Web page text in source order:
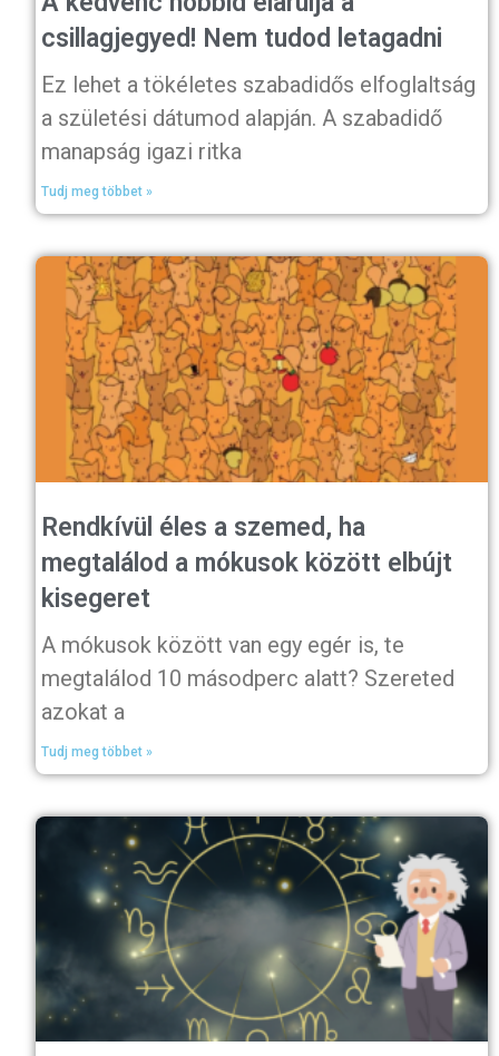
csillagjegyed! Nem tudod letagadni
Ez lehet a tökéletes szabadidős elfoglaltság
a születési dátumod alapján. A szabadidő
manapság igazi ritka
Tudj meg többet »
Rendkívül éles a szemed, ha
megtalálod a mókusok között elbújt
kisegeret
A mókusok között van egy egér is, te
megtalálod 10 másodperc alatt? Szereted
azokat a
Tudj meg többet »